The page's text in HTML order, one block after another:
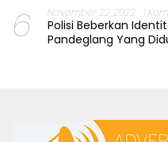
6 November 22, 2022 1
Polisi Beberkan
Pandeglang Yang